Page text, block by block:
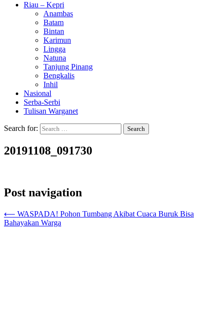
Riau – Kepri
Anambas
Batam
Bintan
Karimun
Lingga
Natuna
Tanjung Pinang
Bengkalis
Inhil
Nasional
Serba-Serbi
Tulisan Warganet
Search for:
20191108_091730
Post navigation
⟵ WASPADA! Pohon Tumbang Akibat Cuaca Buruk Bisa
Bahayakan Warga